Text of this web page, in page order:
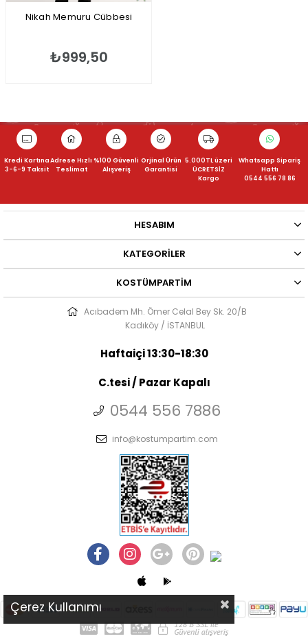
Nikah Memuru Cübbesi
₺999,50
Kredi Kartına
3-6-9 Taksit
Adrese Hızlı
Teslimat
%100 Güvenli
Alışveriş
Orjinal Ürün
Garantisi
5.000TL üzeri
ÜCRETSİZ
Kargo
Whatsapp Sipariş
Hattı
0544 556 78 86
HESABIM
KATEGORILER
KOSTÜMPARTIM
Acıbadem Mh. Ömer Celal Bey Sk. 20/B
Kadıköy / İSTANBUL
Haftaiçi 13:30-18:30
C.tesi / Pazar Kapalı
0544 556 7886
info@kostumpartim.com
Çerez Kullanımı